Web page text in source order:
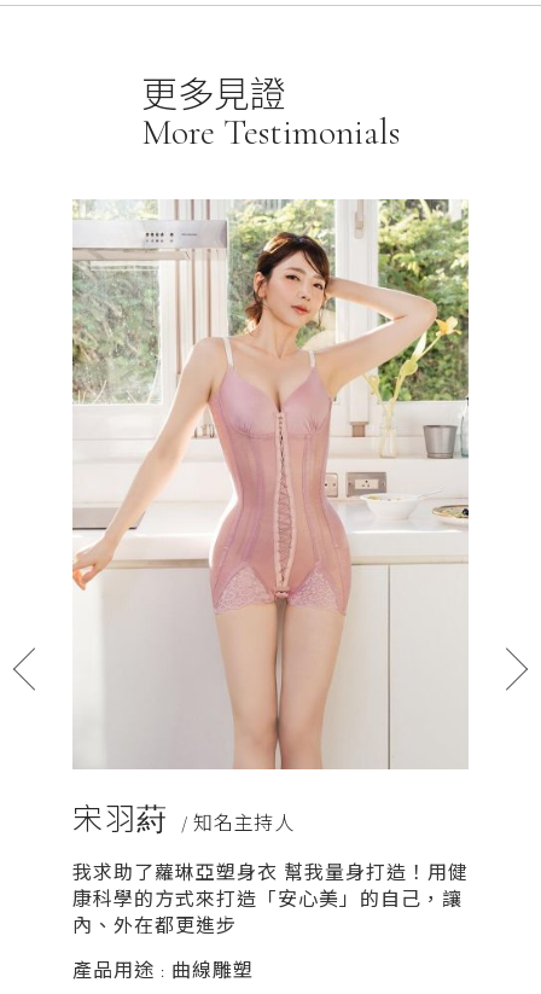
更多見證
More Testimonials
宋羽葤 / 知名主持人
我求助了蘿琳亞塑身衣 幫我量身打造！用健
康科學的方式來打造「安心美」的自己，讓
內、外在都更進步
產品用途 : 曲線雕塑